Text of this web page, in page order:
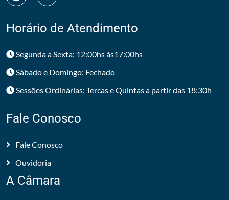
Horário de Atendimento
Segunda a Sexta: 12:00hs às17:00hs
Sábado e Domingo: Fechado
Sessões Ordinárias: Tercas e Quintas a partir das 18:30h
Fale Conosco
Fale Conosco
Ouvidoria
A Câmara